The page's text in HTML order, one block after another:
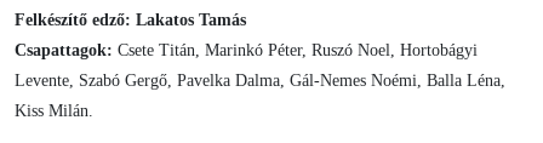
Felkészítő edző: Lakatos Tamás
Csapattagok: Csete Titán, Marinkó Péter, Ruszó Noel, Hortobágyi
Levente, Szabó Gergő, Pavelka Dalma, Gál-Nemes Noémi, Balla Léna,
Kiss Milán.